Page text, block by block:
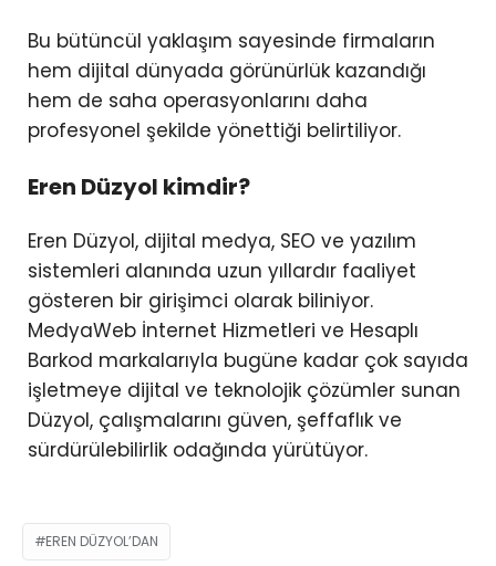
Bu bütüncül yaklaşım sayesinde firmaların
hem dijital dünyada görünürlük kazandığı
hem de saha operasyonlarını daha
profesyonel şekilde yönettiği belirtiliyor.
Eren Düzyol kimdir?
Eren Düzyol, dijital medya, SEO ve yazılım
sistemleri alanında uzun yıllardır faaliyet
gösteren bir girişimci olarak biliniyor.
MedyaWeb İnternet Hizmetleri ve Hesaplı
Barkod markalarıyla bugüne kadar çok sayıda
işletmeye dijital ve teknolojik çözümler sunan
Düzyol, çalışmalarını güven, şeffaflık ve
sürdürülebilirlik odağında yürütüyor.
EREN DÜZYOL’DAN